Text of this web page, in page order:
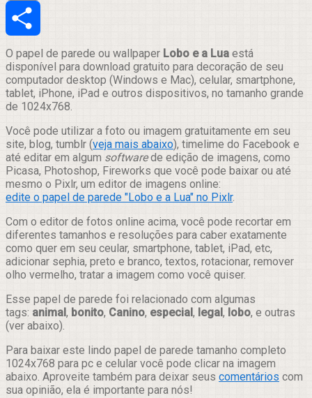
Email
Compartilhar
O papel de parede ou wallpaper Lobo e a Lua está
disponível para download gratuito para decoração de seu
computador desktop (Windows e Mac), celular, smartphone,
tablet, iPhone, iPad e outros dispositivos, no tamanho grande
de 1024x768.
Você pode utilizar a foto ou imagem gratuitamente em seu
site, blog, tumblr (veja mais abaixo), timelime do Facebook e
até editar em algum softwarede edição de imagens, como
Picasa, Photoshop, Fireworks que você pode baixar ou até
mesmo o Pixlr, um editor de imagens online:
edite o papel de parede "Lobo e a Lua" no Pixlr.
Com o editor de fotos online acima, você pode recortar em
diferentes tamanhos e resoluções para caber exatamente
como quer em seu ceular, smartphone, tablet, iPad, etc,
adicionar sephia, preto e branco, textos, rotacionar, remover
olho vermelho, tratar a imagem como você quiser.
Esse papel de parede foi relacionado com algumas
tags: animal, bonito, Canino, especial, legal, lobo, e outras
(ver abaixo).
Para baixar este lindo papel de parede tamanho completo
1024x768 para pc e celular você pode clicar na imagem
abaixo. Aproveite também para deixar seus comentários com
sua opinião, ela é importante para nós!